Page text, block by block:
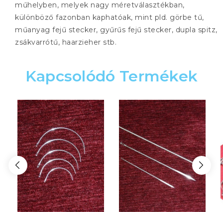
mennyiség
műhelyben, melyek nagy méretválasztékban,
különböző fazonban kaphatóak, mint pld. görbe tű,
műanyag fejű stecker, gyűrűs fejű stecker, dupla spitz,
zsákvarrótű, haarzieher stb.
Kapcsolódó Termékek